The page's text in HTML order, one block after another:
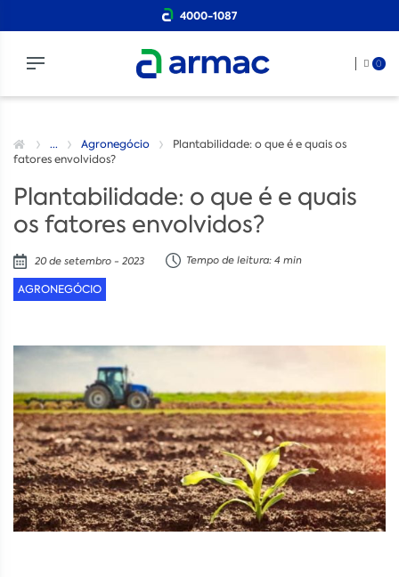
4000-1087
0
... Agronegócio
Plantabilidade: o que é e quais os
fatores envolvidos?
Plantabilidade: o que é e quais
os fatores envolvidos?
20 de setembro - 2023 Tempo de leitura: 4 min
AGRONEGÓCIO